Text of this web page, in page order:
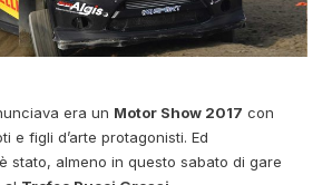
era un Motor Show 2017 con
e figli d’arte protagonisti. Ed
stato, almeno in questo sabato di gare